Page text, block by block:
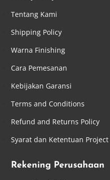
Tentang Kami
Shipping Policy
Warna Finishing
Cara Pemesanan
Kebijakan Garansi
Terms and Conditions
Refund and Returns Policy
Syarat dan Ketentuan Project
Rekening Perusahaan